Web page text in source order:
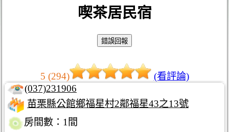
喫茶居民宿
5 (294)
(看評論)
(037)231906
苗栗縣公館鄉福星村2鄰福星43之13號
房間數：1間